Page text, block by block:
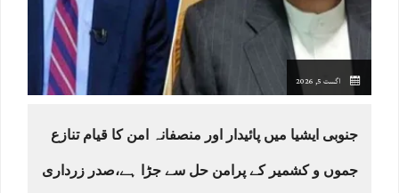
اگست 5, 2026
جنوبی ایشیا میں پائیدار اور منصفانہ امن کا قیام تنازع
جموں و کشمیر کے پرامن حل سے جڑا ہے،صدر زرداری